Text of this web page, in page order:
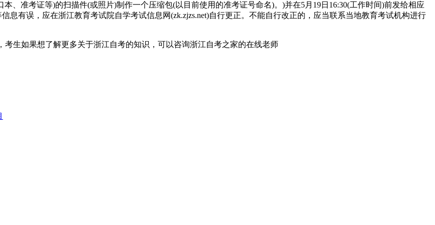
、准考证等)的扫描件(或照片)制作一个压缩包(以目前使用的准考证号命名)。)并在5月19日16:30(工作时间)前发给相应
息有误，应在浙江教育考试院自学考试信息网(zk.zjzs.net)自行更正。不能自行改正的，应当联系当地教育考试机构进行
生如果想了解更多关于浙江自考的知识，可以咨询浙江自考之家的在线老师